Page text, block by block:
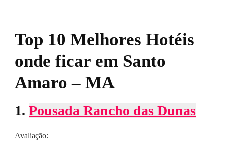
Top 10 Melhores Hotéis
onde ficar em Santo
Amaro – MA
1. Pousada Rancho das Dunas
Avaliação: